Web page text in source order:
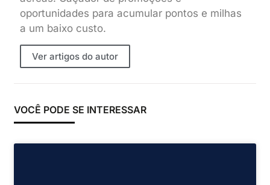
oportunidades para acumular pontos e milhas
a um baixo custo.
Ver artigos do autor
VOCÊ PODE SE INTERESSAR